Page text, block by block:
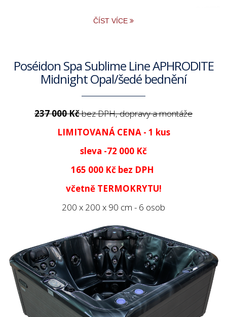
ČÍST VÍCE
Poséidon Spa Sublime Line APHRODITE
Midnight Opal/šedé bednění
237 000 Kčbez DPH, dopravy a montáže
LIMITOVANÁ CENA - 1 kus
sleva -72 000 Kč
165 000 Kč bez DPH
včetně TERMOKRYTU!
200 x 200 x 90 cm - 6 osob